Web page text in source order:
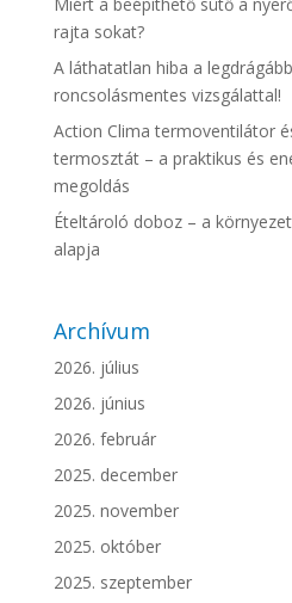
rajta sokat?
A láthatatlan hiba a
roncsolásmentes vizsgálattal!
Action Clima termoventilátor
termosztát – a praktikus és
megoldás
Ételtároló doboz – a
alapja
Archívum
2026. július
2026. június
2026. február
2025. december
2025. november
2025. október
2025. szeptember